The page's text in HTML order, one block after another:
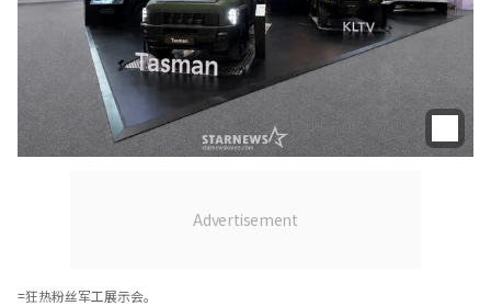
=狂热粉丝军工展示会。